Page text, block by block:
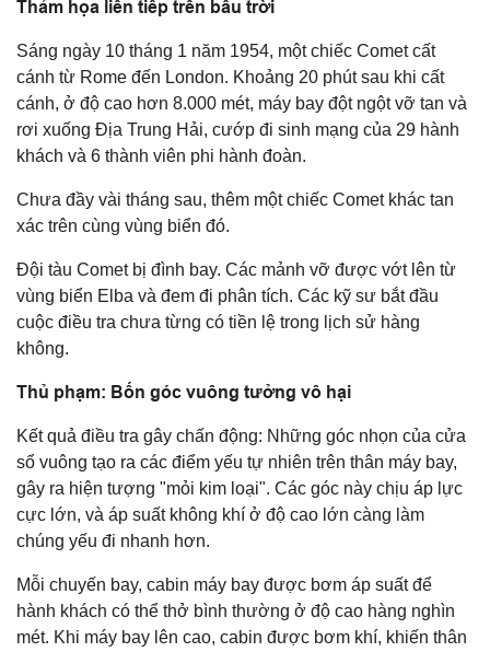
Thảm họa liên tiếp trên bầu trời
Sáng ngày 10 tháng 1 năm 1954, một chiếc Comet cất
cánh từ Rome đến London. Khoảng 20 phút sau khi cất
cánh, ở độ cao hơn 8.000 mét, máy bay đột ngột vỡ tan và
rơi xuống Địa Trung Hải, cướp đi sinh mạng của 29 hành
khách và 6 thành viên phi hành đoàn.
Chưa đầy vài tháng sau, thêm một chiếc Comet khác tan
xác trên cùng vùng biển đó.
Đội tàu Comet bị đình bay. Các mảnh vỡ được vớt lên từ
vùng biển Elba và đem đi phân tích. Các kỹ sư bắt đầu
cuộc điều tra chưa từng có tiền lệ trong lịch sử hàng
không.
Thủ phạm: Bốn góc vuông tưởng vô hại
Kết quả điều tra gây chấn động: Những góc nhọn của cửa
sổ vuông tạo ra các điểm yếu tự nhiên trên thân máy bay,
gây ra hiện tượng "mỏi kim loại". Các góc này chịu áp lực
cực lớn, và áp suất không khí ở độ cao lớn càng làm
chúng yếu đi nhanh hơn.
Mỗi chuyến bay, cabin máy bay được bơm áp suất để
hành khách có thể thở bình thường ở độ cao hàng nghìn
mét. Khi máy bay lên cao, cabin được bơm khí, khiến thân